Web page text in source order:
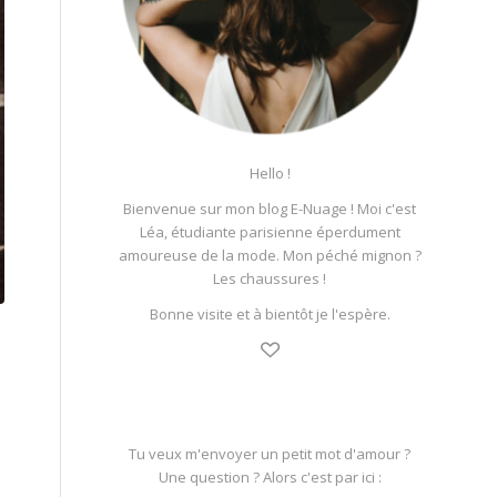
Hello !
Bienvenue sur mon blog E-Nuage ! Moi c'est
Léa, étudiante parisienne éperdument
amoureuse de la mode. Mon péché mignon ?
Les chaussures !
Bonne visite et à bientôt je l'espère.
Tu veux m'envoyer un petit mot d'amour ?
Une question ? Alors c'est par ici :